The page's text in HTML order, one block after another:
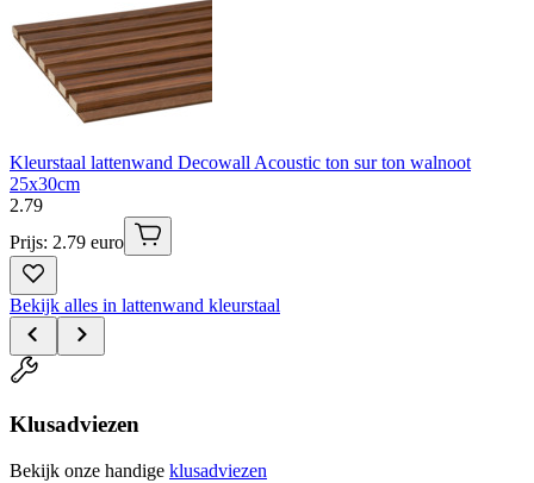
Kleurstaal lattenwand Decowall Acoustic ton sur ton walnoot
25x30cm
2.79
Prijs: 2.79 euro
Bekijk alles in lattenwand kleurstaal
Klusadviezen
Bekijk onze handige klusadviezen